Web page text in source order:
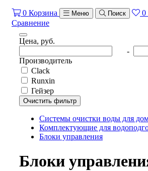
0 Корзина Меню Поиск 0
Сравнение
Цена, руб.
-
Производитель
Clack
Runxin
Гейзер
Очистить фильтр
Системы очистки воды для
Комплектующие для
Блоки управления
Блоки